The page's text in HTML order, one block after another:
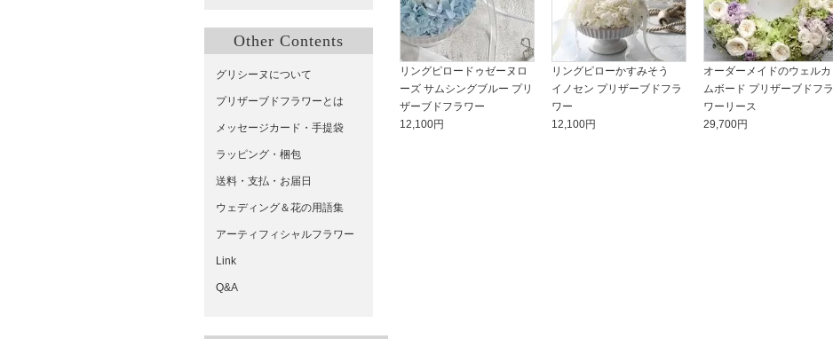
Other Contents
グリシーヌについて
プリザーブドフラワーとは
メッセージカード・手提袋
ラッピング・梱包
送料・支払・お届日
ウェディング＆花の用語集
アーティフィシャルフラワー
Link
Q&A
リングピロードゥゼーヌロ
ーズ サムシングブルー プリ
ザーブドフラワー
12,100円
リングピローかすみそう
イノセン プリザーブドフラ
ワー
12,100円
オーダーメイドのウェルカ
ムボード プリザーブドフラ
ワーリース
29,700円